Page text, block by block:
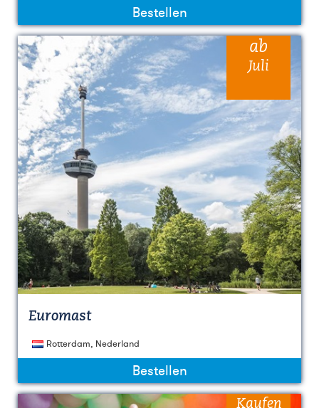
Bestellen
ab
Juli
Euromast
Rotterdam, Nederland
Bestellen
Kaufen